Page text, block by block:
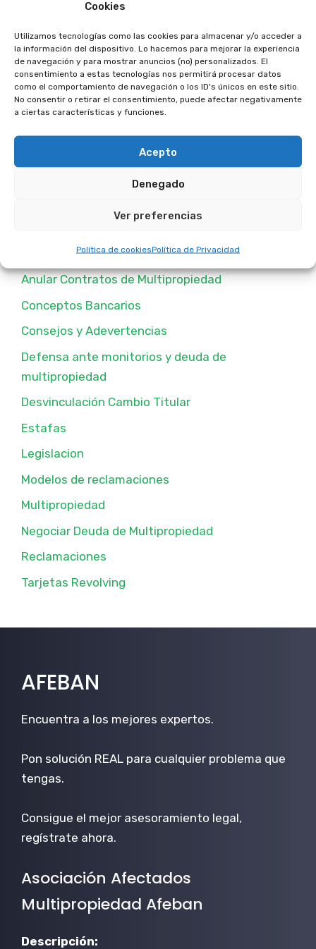
Cookies
Utilizamos tecnologías como las cookies para almacenar y/o acceder a
la información del dispositivo. Lo hacemos para mejorar la experiencia
de navegación y para mostrar anuncios (no) personalizados. El
consentimiento a estas tecnologías nos permitirá procesar datos
como el comportamiento de navegación o los ID's únicos en este sitio.
No consentir o retirar el consentimiento, puede afectar negativamente
a ciertas características y funciones.
Acepto
Denegado
Ver preferencias
Política de cookiesPolítica de Privacidad
Buscar
Categorias Publicadas
Anular Contratos de Multipropiedad
Conceptos Bancarios
Consejos y Adevertencias
Defensa ante monitorios y deuda de
multipropiedad
Desvinculación Cambio Titular
Estafas
Legislacion
Modelos de reclamaciones
Multipropiedad
Negociar Deuda de Multipropiedad
Reclamaciones
Tarjetas Revolving
AFEBAN
Encuentra a los mejores expertos.
Pon solución REAL para cualquier problema que
tengas.
Consigue el mejor asesoramiento legal,
regístrate ahora.
Asociación Afectados
Multipropiedad Afeban
Descripción: